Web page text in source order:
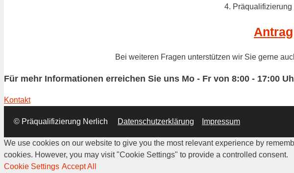
4. Präqualifizierung
Antrag
Bei weiteren Fragen unterstützen wir Sie gerne
Für mehr Informationen erreichen Sie uns Mo - Fr von 8:00 - 17:00
Kontakt
© Präqualifizierung Nerlich Datenschutzerklärung Impressum
We use cookies on our website to give you the most relevant experience by
cookies. However, you may visit "Cookie Settings" to provide a controlled consent.
Cookie Settings Accept All